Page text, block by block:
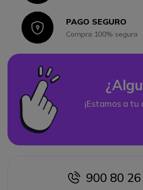
IconPAGO SEGURO
Compra 100% segura
¡Estamos a tu
icon
900 80